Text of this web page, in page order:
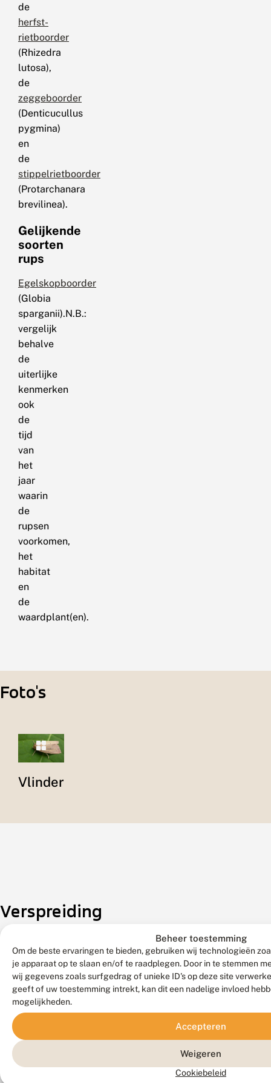
Beheer toestemming
Om de beste ervaringen te bieden, gebruiken wij technologieën
je apparaat op te slaan en/of te raadplegen. Door in te stemmen
wij gegevens zoals surfgedrag of unieke ID's op deze site
geeft of uw toestemming intrekt, kan dit een nadelige invloed
mogelijkheden.
Accepteren
Weigeren
Cookiebeleid
de
herfst-
rietboorder
(Rhizedra
lutosa),
de
zeggeboorder
(Denticucullus
pygmina)
en
de
stippelrietboorder
(Protarchanara
brevilinea).
Gelijkende
soorten
rups
Egelskopboorder
(Globia
sparganii).N.B.:
vergelijk
behalve
de
uiterlijke
kenmerken
ook
de
tijd
van
het
jaar
waarin
de
rupsen
voorkomen,
het
habitat
en
de
waardplant(en).
Foto's
Vlinder
Verspreiding
Zeldzaam.
Komt
zeer
verspreid
over
land